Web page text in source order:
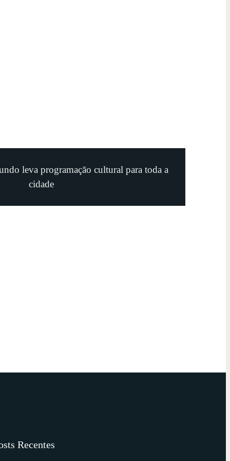
leva programação cultural para toda a
cidade
Recentes